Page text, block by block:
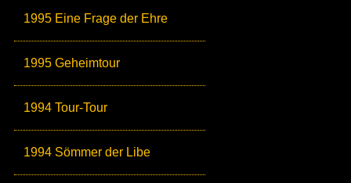
1995 Eine Frage der Ehre
1995 Geheimtour
1994 Tour-Tour
1994 Sömmer der Libe